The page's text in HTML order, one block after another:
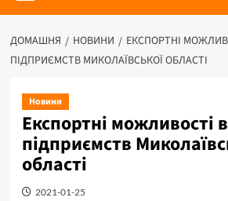
ДОМАШНЯ НОВИНИ
ЕКСПОРТНІ
ПІДПРИЄМСТВ МИКОЛАЇВСЬКОЇ ОБЛАСТІ
Новини
Експортні можливості
підприємств
області
2021-01-25